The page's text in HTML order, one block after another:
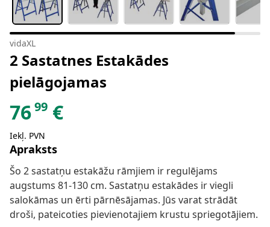
vidaXL
2 Sastatnes Estakādes
pielāgojamas
7699 €
Iekļ. PVN
Apraksts
Šo 2 sastatņu estakāžu rāmjiem ir regulējams
augstums 81-130 cm. Sastatņu estakādes ir viegli
salokāmas un ērti pārnēsājamas. Jūs varat strādāt
droši, pateicoties pievienotajiem krustu spriegotājiem.